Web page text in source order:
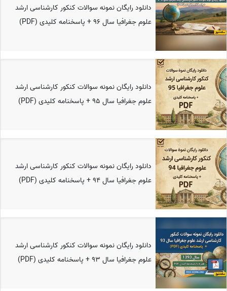
دانلود رایگان نمونه سوالات کنکور کارشناسی ارشد
علوم جغرافیا سال 96 + پاسخنامه کلیدی (PDF)
دانلود رایگان نمونه سوالات کنکور کارشناسی ارشد
علوم جغرافیا سال 95 + پاسخنامه کلیدی (PDF)
دانلود رایگان نمونه سوالات کنکور کارشناسی ارشد
علوم جغرافیا سال 94 + پاسخنامه کلیدی (PDF)
دانلود رایگان نمونه سوالات کنکور کارشناسی ارشد
علوم جغرافیا سال 93 + پاسخنامه کلیدی (PDF)